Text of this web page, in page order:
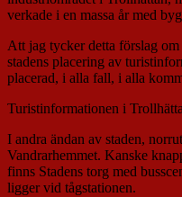
verkade i en massa år med
Att jag tycker detta förslag
stadens placering av
placerad, i alla fall, i alla
Turistinformationen i
I andra ändan av staden,
Vandrarhemmet. Kanske
finns Stadens torg med
ligger vid tågstationen.